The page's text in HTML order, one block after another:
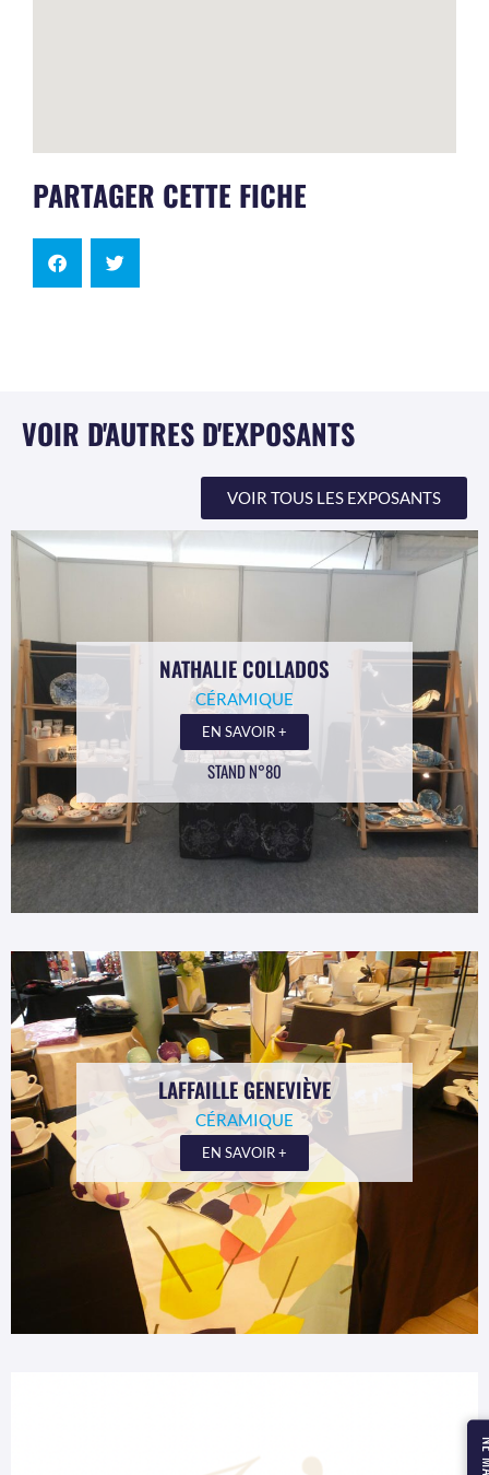
PARTAGER CETTE FICHE
VOIR D'AUTRES D'EXPOSANTS
VOIR TOUS LES EXPOSANTS
NATHALIE COLLADOS
CÉRAMIQUE
EN SAVOIR +
STAND N°80
LAFFAILLE GENEVIÈVE
CÉRAMIQUE
EN SAVOIR +